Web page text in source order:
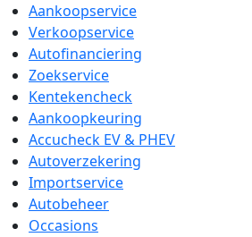
Aankoopservice
Verkoopservice
Autofinanciering
Zoekservice
Kentekencheck
Aankoopkeuring
Accucheck EV & PHEV
Autoverzekering
Importservice
Autobeheer
Occasions